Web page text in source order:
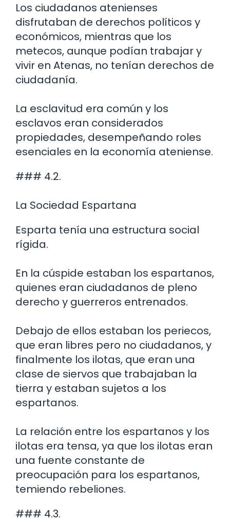
Los ciudadanos atenienses
disfrutaban de derechos políticos y
económicos, mientras que los
metecos, aunque podían trabajar y
vivir en Atenas, no tenían derechos de
ciudadanía.
La esclavitud era común y los
esclavos eran considerados
propiedades, desempeñando roles
esenciales en la economía ateniense.
### 4.2.
La Sociedad Espartana
Esparta tenía una estructura social
rígida.
En la cúspide estaban los espartanos,
quienes eran ciudadanos de pleno
derecho y guerreros entrenados.
Debajo de ellos estaban los periecos,
que eran libres pero no ciudadanos, y
finalmente los ilotas, que eran una
clase de siervos que trabajaban la
tierra y estaban sujetos a los
espartanos.
La relación entre los espartanos y los
ilotas era tensa, ya que los ilotas eran
una fuente constante de
preocupación para los espartanos,
temiendo rebeliones.
### 4.3.